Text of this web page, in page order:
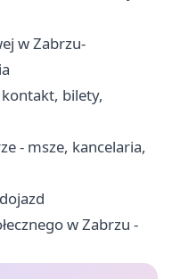
w Zabrzu-
bilety,
- msze, kancelaria,
w Zabrzu -